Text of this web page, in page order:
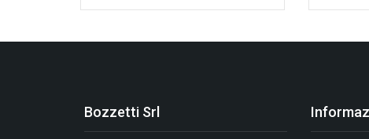
Bozzetti Srl